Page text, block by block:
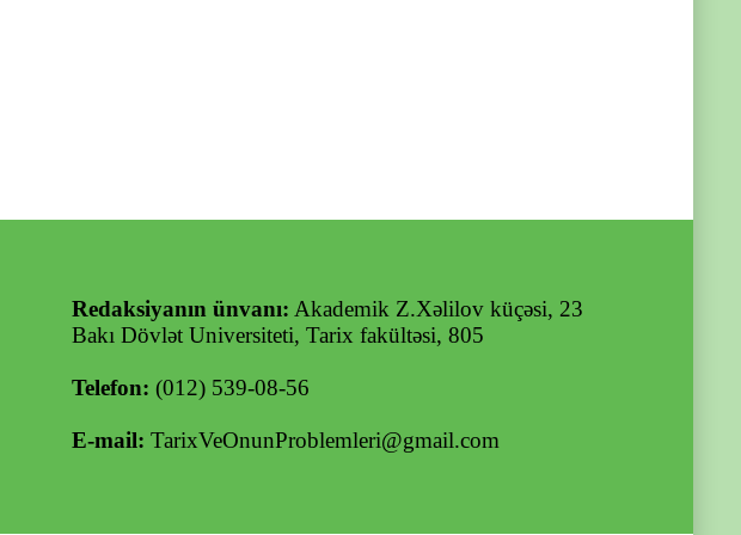
Redaksiyanın ünvanı: Akademik Z.Xəlilov küçəsi, 23
Bakı Dövlət Universiteti, Tarix fakültəsi, 805
Telefon: (012) 539-08-56
E-mail: TarixVeOnunProblemleri@gmail.com